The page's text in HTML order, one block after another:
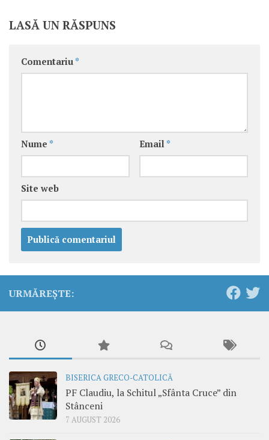
LASĂ UN RĂSPUNS
Comentariu *
Nume * Email *
Site web
URMĂREȘTE:
BISERICA GRECO-CATOLICĂ
PF Claudiu, la Schitul „Sfânta Cruce” din
Stânceni
7 AUGUST 2026